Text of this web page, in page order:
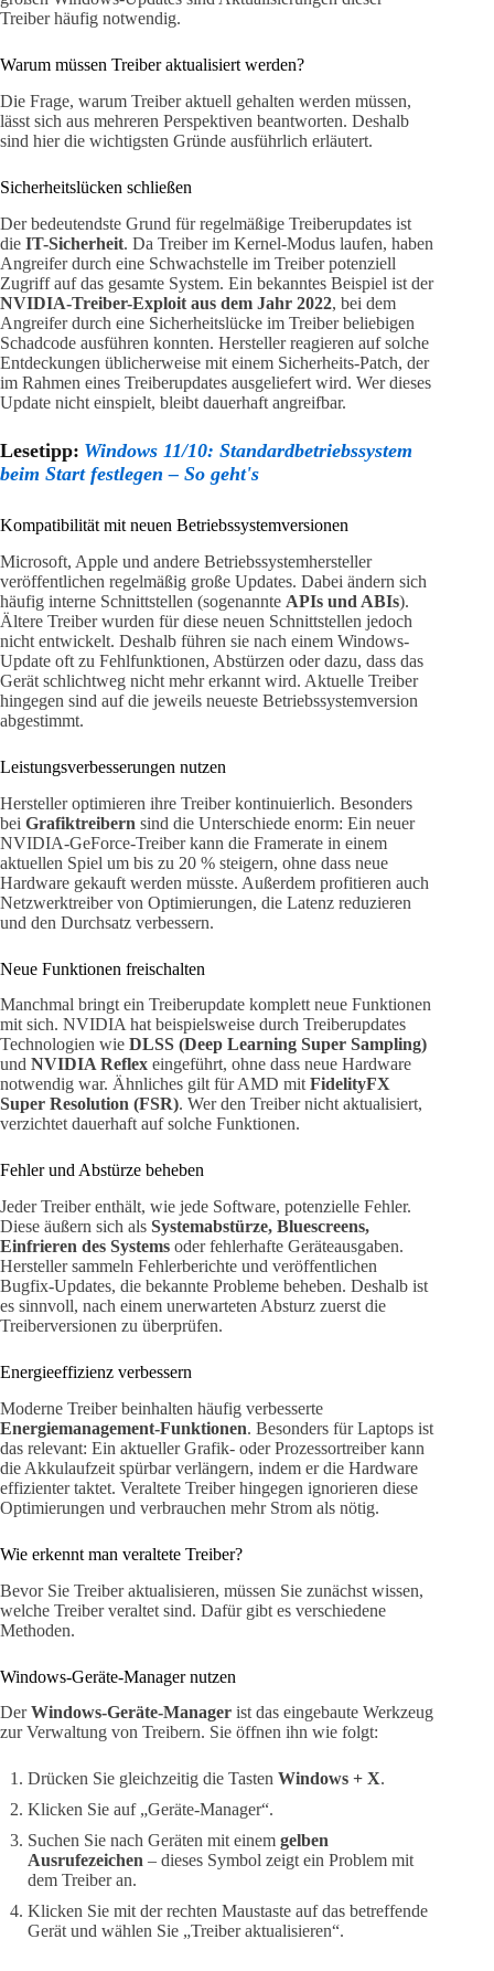
Treiber häufig notwendig.
Warum müssen Treiber aktualisiert werden?
Die Frage, warum Treiber aktuell gehalten werden müssen,
lässt sich aus mehreren Perspektiven beantworten. Deshalb
sind hier die wichtigsten Gründe ausführlich erläutert.
Sicherheitslücken schließen
Der bedeutendste Grund für regelmäßige Treiberupdates ist
die IT-Sicherheit. Da Treiber im Kernel-Modus laufen, haben
Angreifer durch eine Schwachstelle im Treiber potenziell
Zugriff auf das gesamte System. Ein bekanntes Beispiel ist der
NVIDIA-Treiber-Exploit aus dem Jahr 2022, bei dem
Angreifer durch eine Sicherheitslücke im Treiber beliebigen
Schadcode ausführen konnten. Hersteller reagieren auf solche
Entdeckungen üblicherweise mit einem Sicherheits-Patch, der
im Rahmen eines Treiberupdates ausgeliefert wird. Wer dieses
Update nicht einspielt, bleibt dauerhaft angreifbar.
Lesetipp: Windows 11/10: Standardbetriebssystem
beim Start festlegen – So geht's
Kompatibilität mit neuen Betriebssystemversionen
Microsoft, Apple und andere Betriebssystemhersteller
veröffentlichen regelmäßig große Updates. Dabei ändern sich
häufig interne Schnittstellen (sogenannte APIs und ABIs).
Ältere Treiber wurden für diese neuen Schnittstellen jedoch
nicht entwickelt. Deshalb führen sie nach einem Windows-
Update oft zu Fehlfunktionen, Abstürzen oder dazu, dass das
Gerät schlichtweg nicht mehr erkannt wird. Aktuelle Treiber
hingegen sind auf die jeweils neueste Betriebssystemversion
abgestimmt.
Leistungsverbesserungen nutzen
Hersteller optimieren ihre Treiber kontinuierlich. Besonders
bei Grafiktreibern sind die Unterschiede enorm: Ein neuer
NVIDIA-GeForce-Treiber kann die Framerate in einem
aktuellen Spiel um bis zu 20 % steigern, ohne dass neue
Hardware gekauft werden müsste. Außerdem profitieren auch
Netzwerktreiber von Optimierungen, die Latenz reduzieren
und den Durchsatz verbessern.
Neue Funktionen freischalten
Manchmal bringt ein Treiberupdate komplett neue Funktionen
mit sich. NVIDIA hat beispielsweise durch Treiberupdates
Technologien wie DLSS (Deep Learning Super Sampling)
und NVIDIA Reflex eingeführt, ohne dass neue Hardware
notwendig war. Ähnliches gilt für AMD mit FidelityFX
Super Resolution (FSR). Wer den Treiber nicht aktualisiert,
verzichtet dauerhaft auf solche Funktionen.
Fehler und Abstürze beheben
Jeder Treiber enthält, wie jede Software, potenzielle Fehler.
Diese äußern sich als Systemabstürze, Bluescreens,
Einfrieren des Systems oder fehlerhafte Geräteausgaben.
Hersteller sammeln Fehlerberichte und veröffentlichen
Bugfix-Updates, die bekannte Probleme beheben. Deshalb ist
es sinnvoll, nach einem unerwarteten Absturz zuerst die
Treiberversionen zu überprüfen.
Energieeffizienz verbessern
Moderne Treiber beinhalten häufig verbesserte
Energiemanagement-Funktionen. Besonders für Laptops ist
das relevant: Ein aktueller Grafik- oder Prozessortreiber kann
die Akkulaufzeit spürbar verlängern, indem er die Hardware
effizienter taktet. Veraltete Treiber hingegen ignorieren diese
Optimierungen und verbrauchen mehr Strom als nötig.
Wie erkennt man veraltete Treiber?
Bevor Sie Treiber aktualisieren, müssen Sie zunächst wissen,
welche Treiber veraltet sind. Dafür gibt es verschiedene
Methoden.
Windows-Geräte-Manager nutzen
DerWindows-Geräte-Manager ist das eingebaute Werkzeug
zur Verwaltung von Treibern. Sie öffnen ihn wie folgt:
Drücken Sie gleichzeitig die Tasten Windows + X.
Klicken Sie auf „Geräte-Manager“.
Suchen Sie nach Geräten mit einem gelben
Ausrufezeichen – dieses Symbol zeigt ein Problem mit
dem Treiber an.
Klicken Sie mit der rechten Maustaste auf das betreffende
Gerät und wählen Sie „Treiber aktualisieren“.